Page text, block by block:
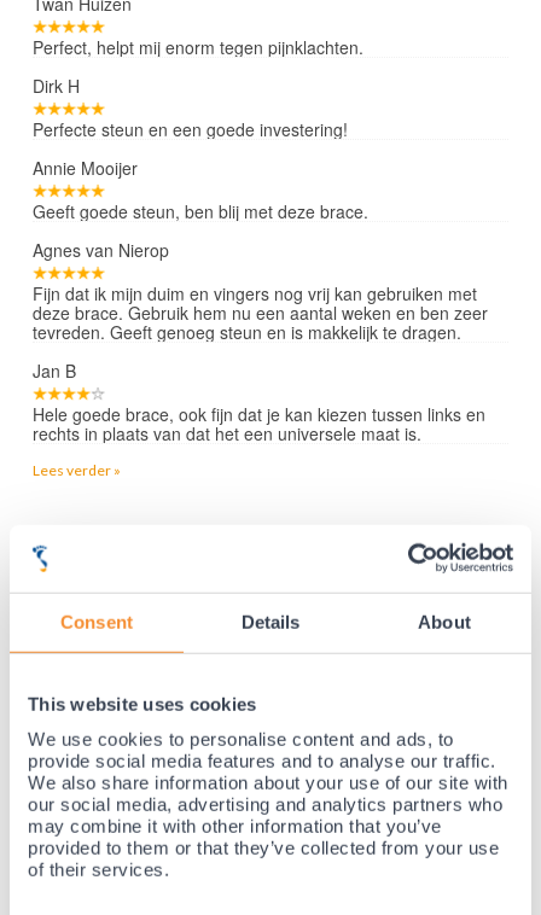
Consent Details About
This website uses cookies
We use cookies to personalise content and ads, to
provide social media features and to analyse our traffic.
We also share information about your use of our site with
our social media, advertising and analytics partners who
may combine it with other information that you’ve
provided to them or that they’ve collected from your use
of their services.
Perfect, helpt mij enorm tegen pijnklachten.
Dirk H
Perfecte steun en een goede investering!
Annie Mooijer
Geeft goede steun, ben blij met deze brace.
Agnes van Nierop
Fijn dat ik mijn duim en vingers nog vrij kan gebruiken met
deze brace. Gebruik hem nu een aantal weken en ben zeer
tevreden. Geeft genoeg steun en is makkelijk te dragen.
Jan B
Hele goede brace, ook fijn dat je kan kiezen tussen links en
rechts in plaats van dat het een universele maat is.
Lees verder »
Nr.1 in Benelux en Duitsland!
Gratis retourneren en 14 dagen uitproberen!
Achteraf betalen mogelijk! Nergens goedkoper!